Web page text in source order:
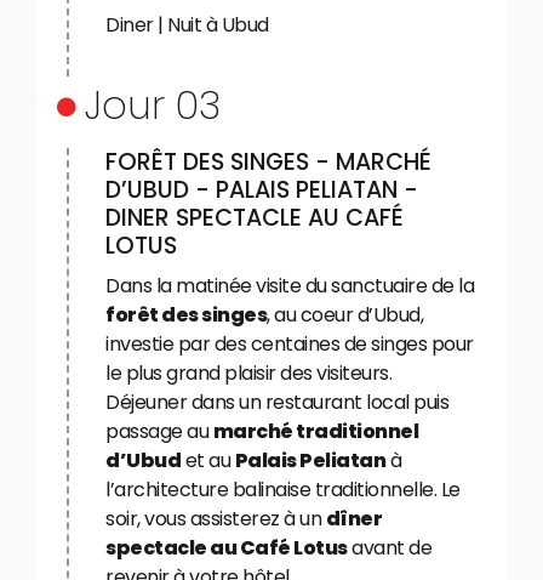
Diner | Nuit à Ubud
Jour 03
FORÊT DES SINGES - MARCHÉ
D’UBUD - PALAIS PELIATAN -
DINER SPECTACLE AU CAFÉ
LOTUS
Dans la matinée visite du sanctuaire de la
forêt des singes, au coeur d’Ubud,
investie par des centaines de singes pour
le plus grand plaisir des visiteurs.
Déjeuner dans un restaurant local puis
passage aumarché traditionnel
d’Ubudet auPalais Peliatanà
l’architecture balinaise traditionnelle. Le
soir, vous assisterez à undîner
spectacle au Café Lotusavant de